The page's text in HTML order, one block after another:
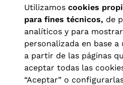
Utilizamos cookies
para fines técnicos, de
analíticos y para
personalizada en base
a partir de las páginas
aceptar todas las
“Aceptar” o